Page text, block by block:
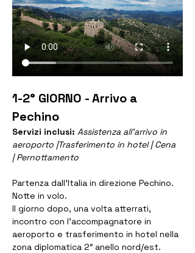
1-2° GIORNO - Arrivo a
Pechino
Servizi inclusi: Assistenza all'arrivo in
aeroporto |Trasferimento in hotel | Cena
| Pernottamento
Partenza dall'Italia in direzione Pechino.
Notte in volo.
Il giorno dopo, una volta atterrati,
incontro con l’accompagnatore in
aeroporto e trasferimento in hotel nella
zona diplomatica 2° anello nord/est.